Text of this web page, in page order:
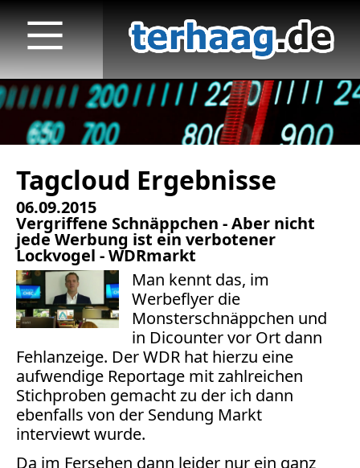
Tagcloud Ergebnisse
06.09.2015
Vergriffene Schnäppchen - Aber nicht
jede Werbung ist ein verbotener
Lockvogel - WDRmarkt
Man kennt das, im
Werbeflyer die
Monsterschnäppchen und
in Dicounter vor Ort dann
Fehlanzeige. Der WDR hat hierzu eine
aufwendige Reportage mit zahlreichen
Stichproben gemacht zu der ich dann
ebenfalls von der Sendung Markt
interviewt wurde.
Da im Fersehen dann leider nur ein ganz
Startseite
Veröffentlichungen
TV
Radio
print & online
Bücher
Vita
Kontakt